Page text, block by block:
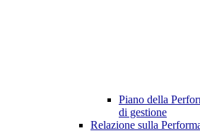
Piano della
di gestione
Relazione sulla